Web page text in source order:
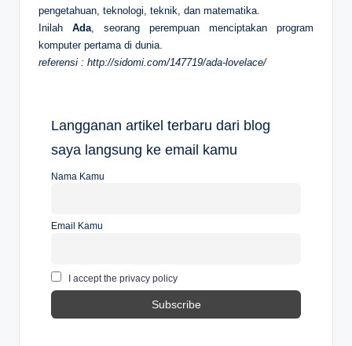
pengetahuan, teknologi, teknik, dan matematika.
Inilah Ada , seorang perempuan menciptakan program
komputer pertama di dunia.
referensi : http://sidomi.com/147719/ada-lovelace/
Langganan artikel terbaru dari blog
saya langsung ke email kamu
Nama Kamu
Email Kamu
I accept the privacy policy